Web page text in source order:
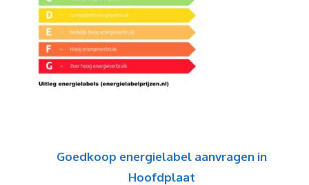
Goedkoop energielabel aanvragen in
Hoofdplaat